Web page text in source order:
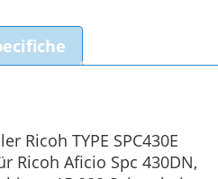
Ricoh TYPE SPC430E
Ricoh Aficio Spc 430DN,